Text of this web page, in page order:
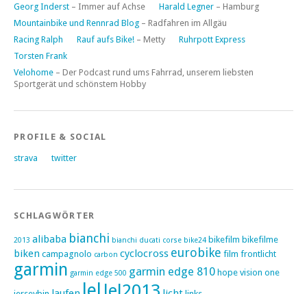
Georg Inderst – Immer auf Achse Harald Legner – Hamburg
Mountainbike und Rennrad Blog – Radfahren im Allgäu
Racing Ralph
Rauf aufs Bike! – Metty
Ruhrpott Express
Torsten Frank
Velohome – Der Podcast rund ums Fahrrad, unserem liebsten
Sportgerät und schönstem Hobby
PROFILE & SOCIAL
strava twitter
SCHLAGWÖRTER
2013 alibaba bianchi bianchi ducati corse bike24 bikefilm bikefilme
biken campagnolo carbon cyclocross eurobike film frontlicht
garmin garmin edge 500 garmin edge 810 hope vision one